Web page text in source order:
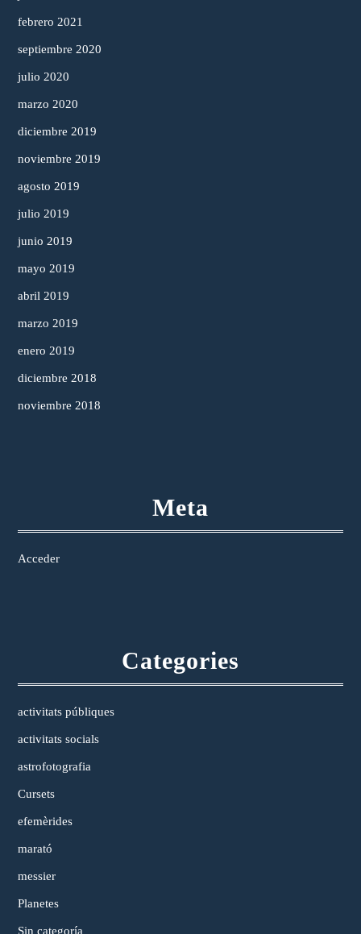
febrero 2021
septiembre 2020
julio 2020
marzo 2020
diciembre 2019
noviembre 2019
agosto 2019
julio 2019
junio 2019
mayo 2019
abril 2019
marzo 2019
enero 2019
diciembre 2018
noviembre 2018
Meta
Acceder
Categories
activitats públiques
activitats socials
astrofotografia
Cursets
efemèrides
marató
messier
Planetes
Sin categoría